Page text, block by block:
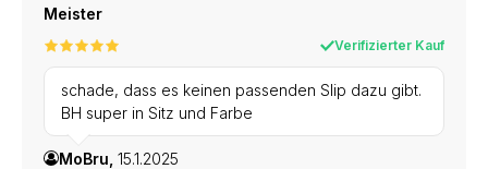
Meister
Verifizierter Kauf
schade, dass es keinen passenden Slip dazu gibt.
BH super in Sitz und Farbe
MoBru, 15.1.2025